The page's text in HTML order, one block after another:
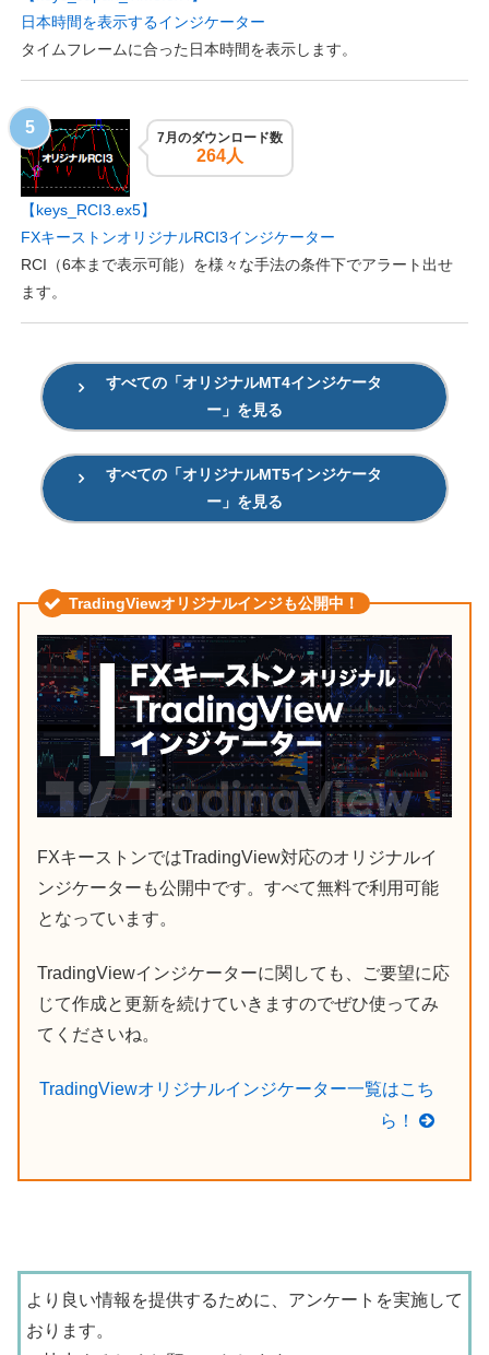
日本時間を表示するインジケーター
タイムフレームに合った日本時間を表示します。
【keys_RCI3.ex5】
FXキーストンオリジナルRCI3インジケーター
RCI（6本まで表示可能）を様々な手法の条件下でアラート出せ
ます。
7月のダウンロード数
264人
すべての「オリジナルMT4インジケータ
ー」を見る
すべての「オリジナルMT5インジケータ
ー」を見る
TradingViewオリジナルインジも公開中！
FXキーストンではTradingView対応のオリジナルイ
ンジケーターも公開中です。すべて無料で利用可能
となっています。
TradingViewインジケーターに関しても、ご要望に応
じて作成と更新を続けていきますのでぜひ使ってみ
てくださいね。
TradingViewオリジナルインジケーター一覧はこち
ら！
より良い情報を提供するために、アンケートを実施して
おります。